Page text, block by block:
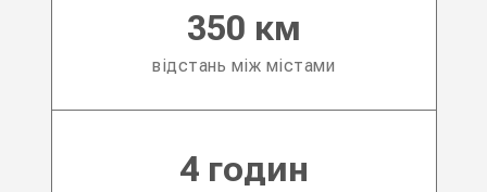
відстань між містами
350 км
4 годин